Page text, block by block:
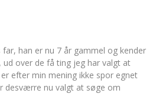
han er nu 7 år gammel og kender
over de få ting jeg har valgt at
efter min mening ikke spor egnet
desværre nu valgt at søge om